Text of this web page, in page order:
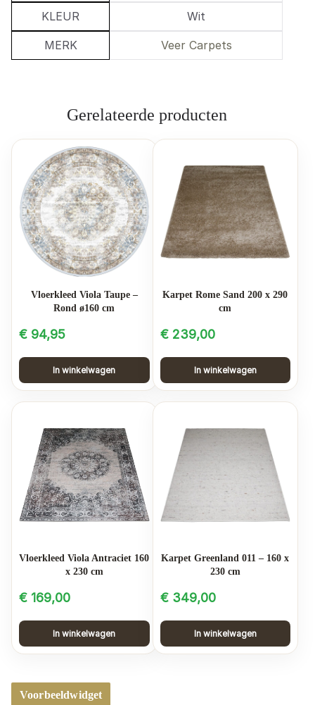
KLEUR Wit
MERK Veer Carpets
Gerelateerde producten
Vloerkleed Viola Taupe –
Rond ø160 cm
€ 94,95
In winkelwagen
Karpet Rome Sand 200 x 290
cm
€239,00
In winkelwagen
Vloerkleed Viola Antraciet 160
x 230 cm
€ 169,00
In winkelwagen
Karpet Greenland 011 – 160 x
230 cm
€349,00
In winkelwagen
Voorbeeldwidget